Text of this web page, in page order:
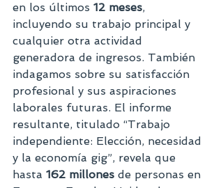
en los últimos 12 meses,
incluyendo su trabajo principal y
cualquier otra actividad
generadora de ingresos. También
indagamos sobre su satisfacción
profesional y sus aspiraciones
laborales futuras. El informe
resultante, titulado “Trabajo
independiente: Elección, necesidad
y la economía gig”, revela que
hasta 162 millones de personas en